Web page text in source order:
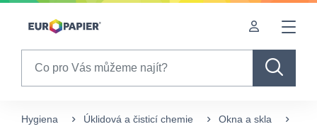
Table Of Content
Hygiena Úklidová a čisticí chemie Okna a skla